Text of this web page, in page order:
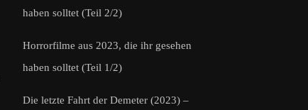
haben solltet (Teil 2/2)
Horrorfilme aus 2023, die ihr gesehen
haben solltet (Teil 1/2)
Die letzte Fahrt der Demeter (2023) –